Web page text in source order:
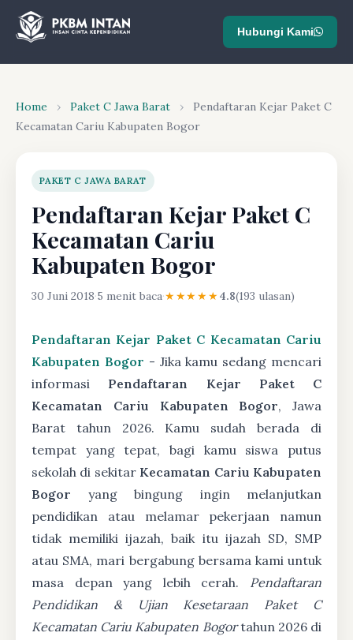
Hubungi Kami
Home › Paket C Jawa Barat ›
Pendaftaran Kejar Paket C
Kecamatan Cariu Kabupaten Bogor
PAKET C JAWA BARAT
Pendaftaran Kejar Paket C
Kecamatan Cariu
Kabupaten Bogor
30 Juni 2018·5 menit baca·★★★★★4.8(193 ulasan)
Pendaftaran Kejar Paket C Kecamatan Cariu
Kabupaten Bogor - Jika kamu sedang mencari
informasi Pendaftaran Kejar Paket C
Kecamatan Cariu Kabupaten Bogor, Jawa
Barat tahun 2026. Kamu sudah berada di
tempat yang tepat, bagi kamu siswa putus
sekolah di sekitar Kecamatan Cariu Kabupaten
Bogor yang bingung ingin melanjutkan
pendidikan atau melamar pekerjaan namun
tidak memiliki ijazah, baik itu ijazah SD, SMP
atau SMA, mari bergabung bersama kami untuk
masa depan yang lebih cerah. Pendaftaran
Pendidikan & Ujian Kesetaraan Paket C
Kecamatan Cariu Kabupaten Bogortahun 2026 di